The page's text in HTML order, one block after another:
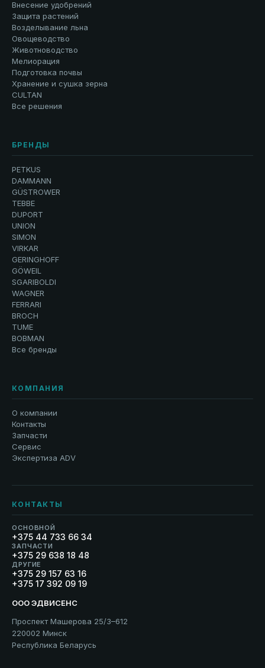
Внесение удобрений
Защита растений
Возделывание льна
Овощеводство
Животноводство
Мелиорация
Подготовка почвы
Хранение и сушка зерна
CULTAN
Все решения
БРЕНДЫ
PETKUS
DAMMANN
GÜSTROWER
TEBBE
DUPORT
UNION
SIMON
VIRKAR
GERINGHOFF
GÖWEIL
SGARIBOLDI
WAGNER
FERRARI
BROCH
TUME
BOBMAN
Все бренды
КОМПАНИЯ
О компании
Контакты
Запчасти
Сервис
Экспертиза ADV
КОНТАКТЫ
ОСНОВНОЙ
+375 44 733 66 34
ЗАПЧАСТИ
+375 29 638 18 48
ДРУГИЕ
+375 29 157 63 16
+375 17 392 09 19
ООО ЭДВИСЕНС
Проспект Машерова 25/3–612
220002 Минск
Республика Беларусь